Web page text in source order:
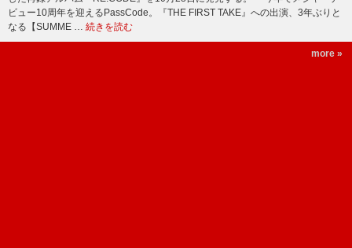
ビュー10周年を迎えるPassCode。『THE FIRST TAKE』への出演、3年ぶりと
なる【SUMME … 続きを読む
more »